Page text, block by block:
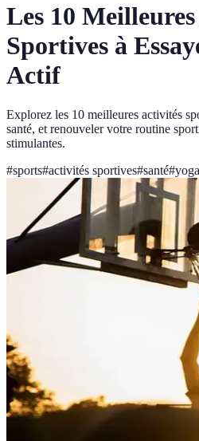
Les 10
Sportives à
Actif
Explorez les 10 meilleures activités
santé, et renouveler votre routine
stimulantes.
#sports#activités sportives#santé#yoga